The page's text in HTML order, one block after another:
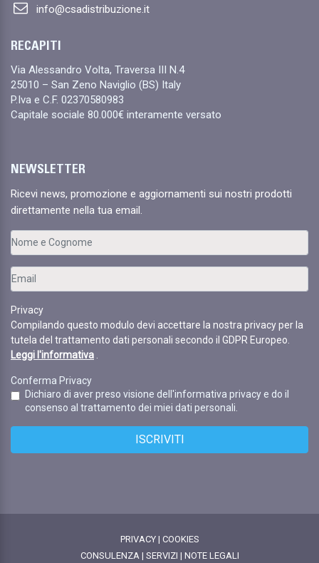
info@csadistribuzione.it
RECAPITI
Via Alessandro Volta, Traversa III N.4
25010 – San Zeno Naviglio (BS) Italy
P.Iva e C.F. 02370580983
Capitale sociale 80.000€ interamente versato
NEWSLETTER
Ricevi news, promozione e aggiornamenti sui nostri prodotti
direttamente nella tua email.
Privacy
Compilando questo modulo devi accettare la nostra privacy per la
tutela del trattamento dati personali secondo il GDPR Europeo.
Leggi l'informativa
Conferma Privacy
Dichiaro di aver preso visione dell'informativa privacy e do il
consenso al trattamento dei miei dati personali.
ISCRIVITI
PRIVACY| COOKIES
CONSULENZA | SERVIZI | NOTE LEGALI